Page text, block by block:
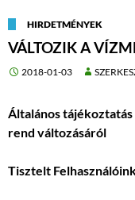
HIRDETMÉNYEK
VÁLTOZIK A
2018-01-03
Általános tájékoztatás
rend változásáról
Tisztelt